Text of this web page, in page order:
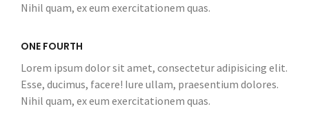
Nihil quam, ex eum exercitationem quas.
ONE FOURTH
Lorem ipsum dolor sit amet, consectetur adipisicing elit.
Esse, ducimus, facere! Iure ullam, praesentium dolores.
Nihil quam, ex eum exercitationem quas.